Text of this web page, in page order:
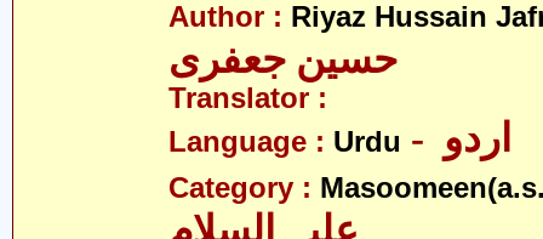
Author : Riyaz Hussain
حسین جعفری
Translator :
Language : Urdu
Category :